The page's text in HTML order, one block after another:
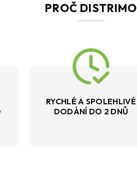
PROČ DISTRIMO
RYCHLÉ A SPOLEHLIVÉ
DODÁNÍ DO 2 DNŮ